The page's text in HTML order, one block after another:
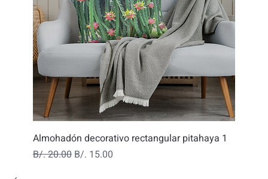
Almohadón decorativo rectangular pitahaya 1
Precio
B/. 20.00 Precio de oferta
B/. 15.00